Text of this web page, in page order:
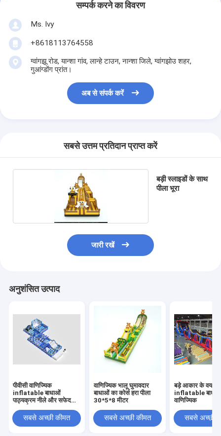
सम्पर्क करने का विवरण
Ms. Ivy
+8618113764558
ग्वांगझू रोड, यान्शा गांव, लान्हे टाउन, नान्शा जिले, ग्वांगझोउ शहर,
गुआंग्डोंग प्रांत।
अब से संपर्क करें
सबसे उत्तम प्रतिदान प्राप्त करें
बड़ी स्लाइडों के साथ
पीला भूरा
जारी रखें
अनुशंसित उत्पाद
पीवीसी वाणिज्यिक
inflatable बाधाओं
पाठ्यक्रम नीले और सफेद
सबसे अच्छी कीमत
वाणिज्यिक भालू घुमावदार
बाधाओं का कोर्स हरा पीला
30*5*8 मीटर
सबसे अच्छी कीमत
बड़े आकार के वयस्क
inflatable बाधा
वाणिज्यिक
सबसे अच्छी